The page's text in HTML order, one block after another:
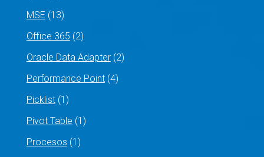
MSE (13)
Office 365 (2)
Oracle Data Adapter(2)
Performance Point(4)
Picklist(1)
Pivot Table (1)
Procesos (1)